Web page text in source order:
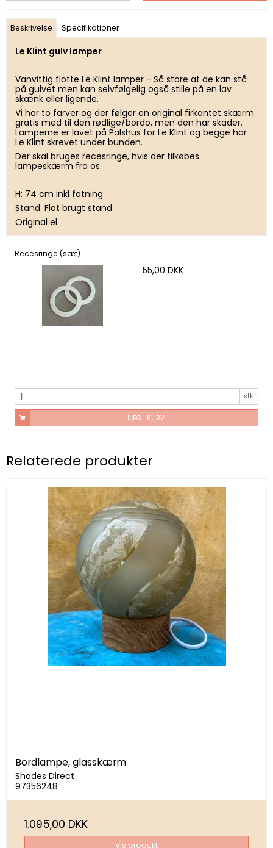
Beskrivelse Specifikationer
Le Klint gulv lamper
Vanvittig flotte Le Klint lamper - Så store at de kan stå
på gulvet men kan selvfølgelig også stille på en lav
skænk eller ligende.
Vi har to farver og der følger en original firkantet skærm
gratis med til den rødlige/bordo, men den har skader.
Lamperne er lavet på Palshus for Le Klint og begge har
Le Klint skrevet under bunden.
Der skal bruges recesringe, hvis der tilkøbes
lampeskærm fra os.
H: 74 cm inkl fatning
Stand: Flot brugt stand
Original el
Recesringe (sæt)
55,00 DKK
stk.
LÆG I KURV
Relaterede produkter
Bordlampe, glasskærm
Shades Direct
97356248
1.095,00 DKK
Vis produkt